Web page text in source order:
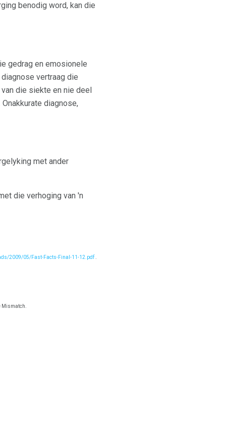
benodig word, kan die
gedrag en emosionele
vertraag die
die siekte en nie deel
diagnose,
met ander
die verhoging van 'n
2009/05/Fast-Facts-Final-11-12.pdf.
Mismatch.